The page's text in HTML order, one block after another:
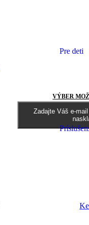
Pre deti
VÝBER
Zadajte Váš e-